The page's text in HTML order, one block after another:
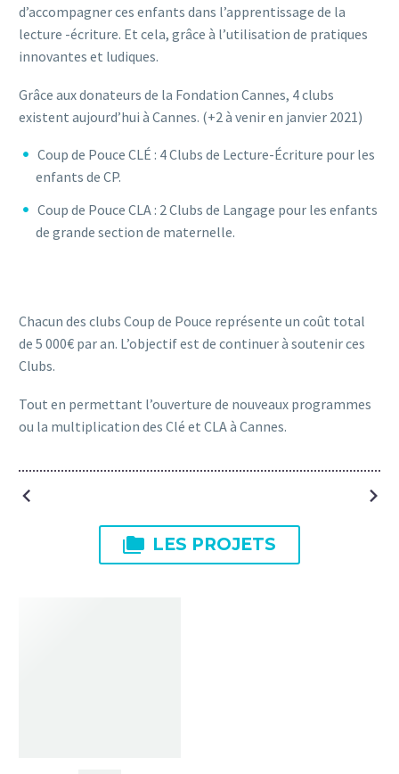
d’accompagner ces enfants dans l’apprentissage de la
lecture -écriture. Et cela, grâce à l’utilisation de pratiques
innovantes et ludiques.
Grâce aux donateurs de la Fondation Cannes, 4 clubs
existent aujourd’hui à Cannes. (+2 à venir en janvier 2021)
Coup de Pouce CLÉ : 4 Clubs de Lecture-Écriture pour les
enfants de CP.
Coup de Pouce CLA : 2 Clubs de Langage pour les enfants
de grande section de maternelle.
Chacun des clubs Coup de Pouce représente un coût total
de 5 000€ par an. L’objectif est de continuer à soutenir ces
Clubs.
Tout en permettant l’ouverture de nouveaux programmes
ou la multiplication des Clé et CLA à Cannes.
NAVIGATION
L’ARTICLE
 LES PROJETS